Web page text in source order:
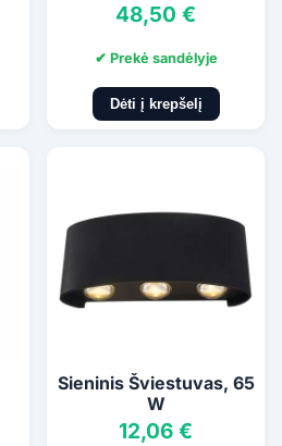
48,50 €
✔ Prekė sandėlyje
Dėti į krepšelį
Sieninis Šviestuvas, 65
W
12,06 €